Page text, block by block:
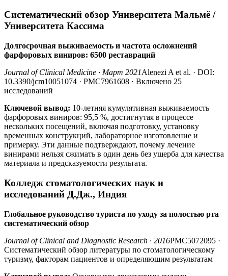
Систематический обзор Университета Мальмё /
Университета Кассима
Долгосрочная выживаемость и частота осложнений
фарфоровых виниров: 6500 реставраций
Journal of Clinical Medicine · Март 2021Alenezi A et al. · DOI:
10.3390/jcm10051074 · PMC7961608 · Включено 25
исследований
Ключевой вывод: 10-летняя кумулятивная выживаемость
фарфоровых виниров: 95,5 %, достигнутая в процессе
нескольких посещений, включая подготовку, установку
временных конструкций, лабораторное изготовление и
примерку. Эти данные подтверждают, почему лечение
винирами нельзя сжимать в один день без ущерба для качества
материала и предсказуемости результата.
Колледж стоматологических наук и
исследований Д.Дж., Индия
Глобальное руководство туриста по уходу за полостью рта
систематический обзор
Journal of Clinical and Diagnostic Research · 2016PMC5072095 ·
Систематический обзор литературы по стоматологическому
туризму, факторам пациентов и определяющим результатам